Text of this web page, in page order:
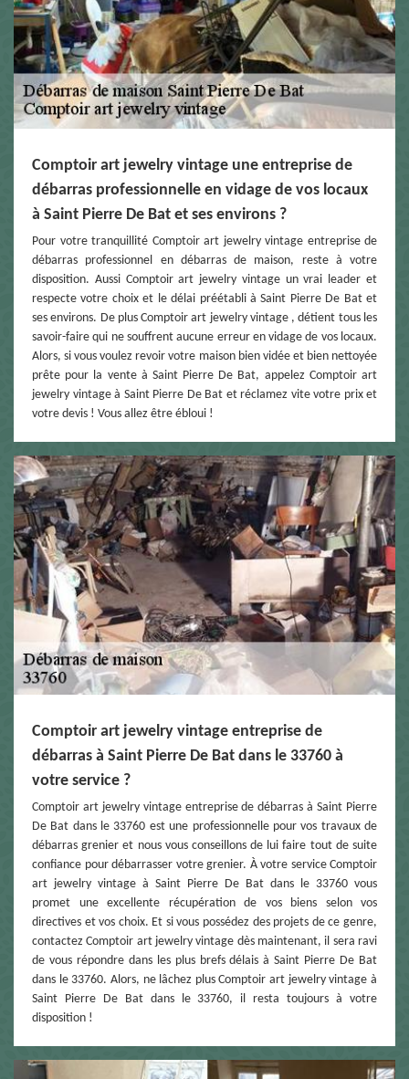
Comptoir art jewelry vintage une entreprise de
débarras professionnelle en vidage de vos locaux
à Saint Pierre De Bat et ses environs ?
Pour votre tranquillité Comptoir art jewelry vintage entreprise de
débarras professionnel en débarras de maison, reste à votre
disposition. Aussi Comptoir art jewelry vintage un vrai leader et
respecte votre choix et le délai préétabli à Saint Pierre De Bat et
ses environs. De plus Comptoir art jewelry vintage , détient tous les
savoir-faire qui ne souffrent aucune erreur en vidage de vos locaux.
Alors, si vous voulez revoir votre maison bien vidée et bien nettoyée
prête pour la vente à Saint Pierre De Bat, appelez Comptoir art
jewelry vintage à Saint Pierre De Bat et réclamez vite votre prix et
votre devis ! Vous allez être ébloui !
Comptoir art jewelry vintage entreprise de
débarras à Saint Pierre De Bat dans le 33760 à
votre service ?
Comptoir art jewelry vintage entreprise de débarras à Saint Pierre
De Bat dans le 33760 est une professionnelle pour vos travaux de
débarras grenier et nous vous conseillons de lui faire tout de suite
confiance pour débarrasser votre grenier. À votre service Comptoir
art jewelry vintage à Saint Pierre De Bat dans le 33760 vous
promet une excellente récupération de vos biens selon vos
directives et vos choix. Et si vous possédez des projets de ce genre,
contactez Comptoir art jewelry vintage dès maintenant, il sera ravi
de vous répondre dans les plus brefs délais à Saint Pierre De Bat
dans le 33760. Alors, ne lâchez plus Comptoir art jewelry vintage à
Saint Pierre De Bat dans le 33760, il resta toujours à votre
disposition !